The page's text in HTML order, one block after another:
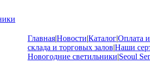
Главная|Новости|Каталог|Оплата
склада и торговых залов|Наши
Новогодние светильники|Seoul